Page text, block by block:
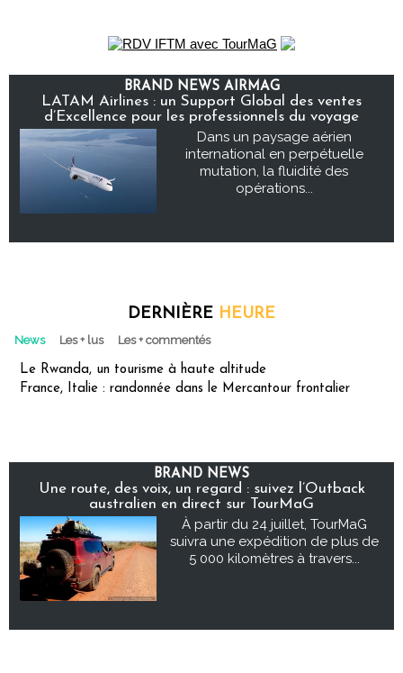
BRAND NEWS AIRMAG
LATAM Airlines : un Support Global des ventes
d’Excellence pour les professionnels du voyage
Dans un paysage aérien
international en perpétuelle
mutation, la fluidité des
opérations...
DERNIÈRE HEURE
News Les + lus Les + commentés
Le Rwanda, un tourisme à haute altitude
France, Italie : randonnée dans le Mercantour frontalier
BRAND NEWS
Une route, des voix, un regard : suivez l’Outback
australien en direct sur TourMaG
À partir du 24 juillet, TourMaG
suivra une expédition de plus de
5 000 kilomètres à travers...